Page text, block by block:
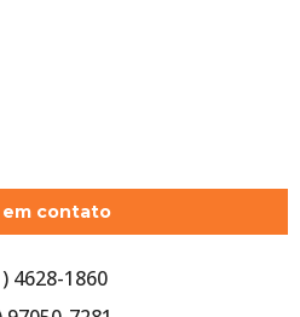
em contato
4628-1860